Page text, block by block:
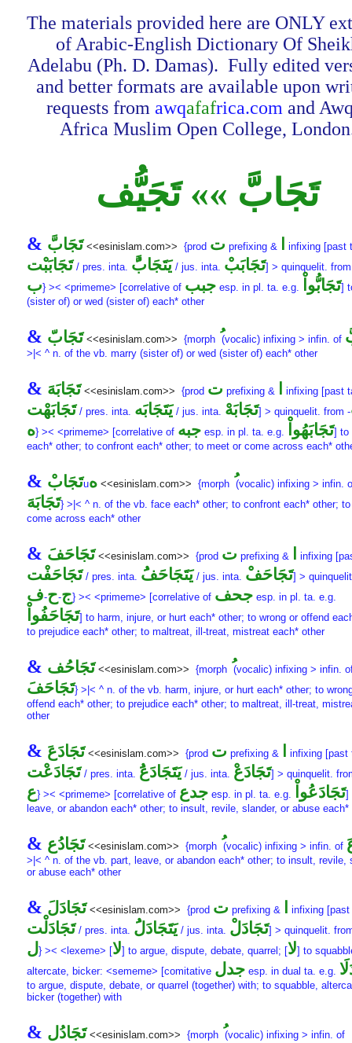
The materials provided here are ONLY
of Arabic-English Dictionary Of
Adelabu (Ph. D. Damas). Fully edited
and better formats are available upon
requests from awqafafrica.com and
Africa Muslim Open College,
تَجَابَّ »» تَجَيُّف
& تَجَابَّ <<esinislam.com>> {prod ت prefixing & infixing [past
تَجَابَبْت/ pres. inta. يَتَجَابَُّ / jus. inta. تَجَابَبْ] > quinquelit.
ب} >< <primeme> [correlative of جببesp. in pl. ta. e.g. تَجَابُّواْ]
(sister of) or wed (sister of) each* other
& تَجَابّ <<esinislam.com>> {morph (vocalic) infixing > infin. of
>|< ^ n. of the vb. marry (sister of) or wed (sister of) each* other
& تَجَابَهَ <<esinislam.com>> {prod ت prefixing & infixing [past
تَجَابَهْت/ pres. inta. يَتَجَابَه / jus. inta. تَجَابَهْ] > quinquelit. from -
ه} >< <primeme> [correlative of جبهesp. in pl. ta. e.g. تَجَابَهُواْ] to
each* other; to confront each* other; to meet or come across each*
& تَجَابْuه <<esinislam.com>> {morph (vocalic) infixing > infin.
تَجَابَهَ} >|< ^ n. of the vb. face each* other; to confront each* other;
come across each* other
& تَجَاحَفَ <<esinislam.com>> {prod ت prefixing & infixing
تَجَاحَفْت/ pres. inta. يَتَجَاحَفَُ / jus. inta. تَجَاحَفْ] >
ج-ح-ف } >< <primeme> [correlative of جحفesp. in pl. ta. e.g.
تَجَاحَفُواْ] to harm, injure, or hurt each* other; to wrong or offend
to prejudice each* other; to maltreat, ill-treat, mistreat each* other
& تَجَاحُف <<esinislam.com>> {morph (vocalic) infixing > infin.
تَجَاحَفَ} >|< ^ n. of the vb. harm, injure, or hurt each* other; to
offend each* other; to prejudice each* other; to maltreat, ill-treat,
other
& تَجَادَعَ <<esinislam.com>> {prod ت prefixing & infixing [past
تَجَادَعْت/ pres. inta. يَتَجَادَعَُ / jus. inta. تَجَادَعْ] > quinquelit.
ع} >< <primeme> [correlative of جدعesp. in pl. ta. e.g. تَجَادَعُواْ]
leave, or abandon each* other; to insult, revile, slander, or abuse each*
& تَجَادُع <<esinislam.com>> {morph (vocalic) infixing > infin. of
>|< ^ n. of the vb. part, leave, or abandon each* other; to insult, revile,
or abuse each* other
& تَجَادَلَ <<esinislam.com>> {prod ت prefixing & infixing [past
تَجَادَلْت/ pres. inta. يَتَجَادَلَُ / jus. inta. تَجَادَلْ] > quinquelit.
ل} >< <lexeme> [لا] to argue, dispute, debate, quarrel; [لا] to
altercate, bicker: <sememe> [comitative جدلesp. in dual ta. e.g.
to argue, dispute, debate, or quarrel (together) with; to squabble,
bicker (together) with
& تَجَادُل <<esinislam.com>> {morph (vocalic) infixing > infin. of